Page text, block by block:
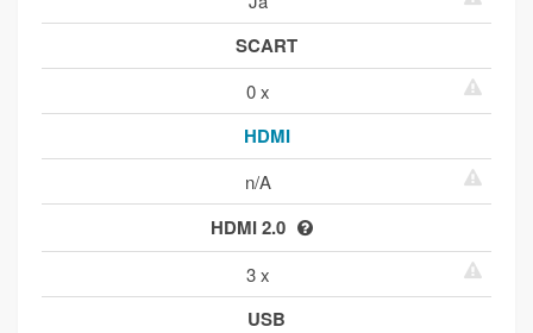
SCART
0 x
HDMI
n/A
HDMI 2.0
3 x
USB